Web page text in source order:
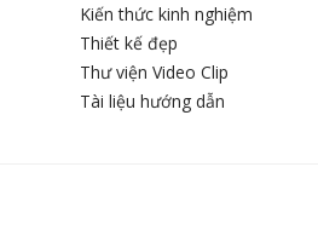
Kiến thức kinh nghiệm
Thiết kế đẹp
Thư viện Video Clip
Tài liệu hướng dẫn